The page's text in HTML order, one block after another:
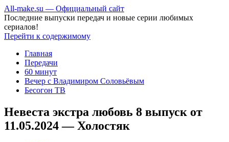
All-make.su — Официальный сайт
Последние выпуски передач и новые серии любимых
сериалов!
Перейти к содержимому
Главная
Передачи
60 минут
Вечер с Владимиром Соловьёвым
Бесогон ТВ
Невеста экстра любовь 8 выпуск от
11.05.2024 — Холостяк